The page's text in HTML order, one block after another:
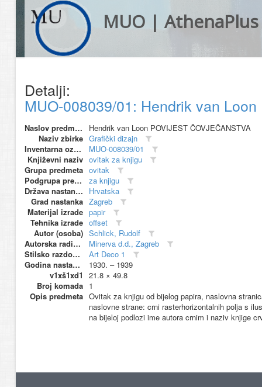
MUO | AthenaPlus
Detalji:
MUO-008039/01: Hendrik van
Naslov predmeta
Hendrik van Loon POVIJEST ČOVJEČANSTVA
Naziv zbirke Grafički dizajn
Inventarna oznaka
MUO-008039/01
Književni naziv ovitak za knjigu
Grupa predmeta ovitak
Podgrupa predmeta
za knjigu
Država nastanka
Hrvatska
Grad nastanka Zagreb
Materijal izrade papir
Tehnika izrade offset
Autor (osoba) Schlick, Rudolf
Autorska radionica (proizvođač)
Minerva d.d., Zagreb
Stilsko razdoblje
Art Deco 1
Godina nastanka
1930. – 1939
v1xš1xd1
21.8 × 49.8
Broj komada 1
Opis predmeta Ovitak za knjigu od bijelog papira, naslovna
naslovne strane: crni rasterhorizontalnih polja s
na bijeloj podlozi ime autora crnim i naziv knjige